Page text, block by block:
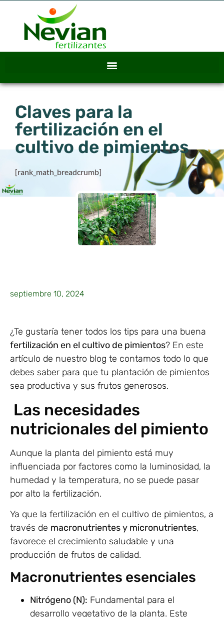
Claves para la
fertilización en el
cultivo de pimientos
[rank_math_breadcrumb]
septiembre 10, 2024
¿Te gustaría tener todos los tips para una buena
fertilización en el cultivo de pimientos? En este
artículo de nuestro blog te contamos todo lo que
debes saber para que tu plantación de pimientos
sea productiva y sus frutos generosos.
Las necesidades
nutricionales del pimiento
Aunque la planta del pimiento está muy
influenciada por factores como la luminosidad, la
humedad y la temperatura, no se puede pasar
por alto la fertilización.
Ya que la fertilización en el cultivo de pimientos, a
través de macronutrientes y micronutrientes,
favorece el crecimiento saludable y una
producción de frutos de calidad.
Macronutrientes esenciales
Nitrógeno (N): Fundamental para el
desarrollo vegetativo de la planta. Este